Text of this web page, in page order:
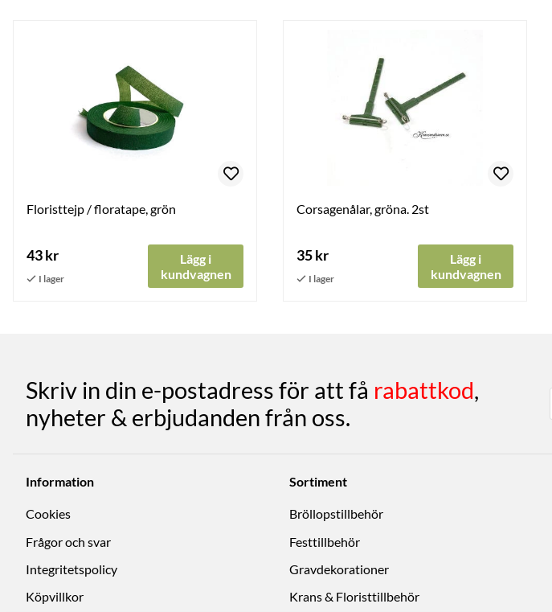
Floristtejp / floratape, grön
43 kr
Lägg i
kundvagnen
Corsagenålar, gröna. 2st
35 kr
Lägg i
kundvagnen
Skriv in din e-postadress för att få rabattkod,
nyheter & erbjudanden från oss.
Information
Cookies
Frågor och svar
Integritetspolicy
Köpvillkor
Sortiment
Bröllopstillbehör
Festtillbehör
Gravdekorationer
Krans & Floristtillbehör